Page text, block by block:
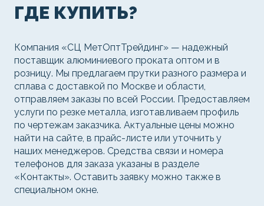
ГДЕ КУПИТЬ?
Компания «СЦ МетОптТрейдинг» — надежный
поставщик алюминиевого проката оптом и в
розницу. Мы предлагаем прутки разного размера и
сплава с доставкой по Москве и области,
отправляем заказы по всей России. Предоставляем
услуги по резке металла, изготавливаем профиль
по чертежам заказчика. Актуальные цены можно
найти на сайте, в прайс-листе или уточнить у
наших менеджеров. Средства связи и номера
телефонов для заказа указаны в разделе
«Контакты». Оставить заявку можно также в
специальном окне.